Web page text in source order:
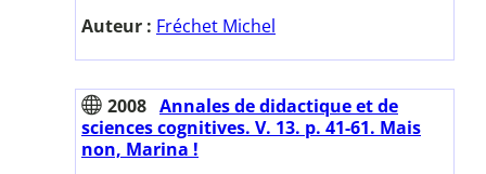
Auteur : Fréchet Michel
2008 Annales de didactique et de
sciences cognitives. V. 13. p. 41-61. Mais
non, Marina !